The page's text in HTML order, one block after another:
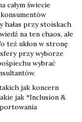
całym świecie
hałas przy stoiskach
na ten chaos, ale
też ukłon w stronę
przy wyborze
wybrać
jak koncern
jak *Inclusion &